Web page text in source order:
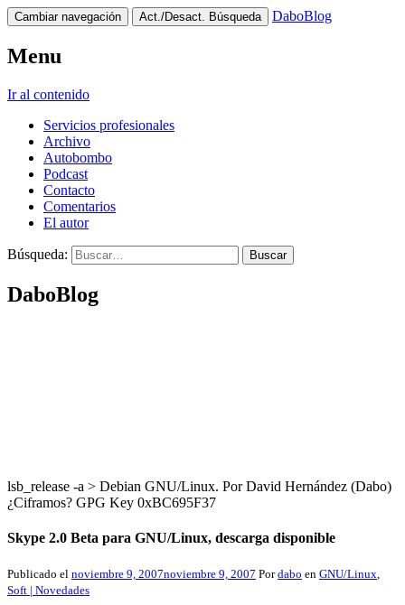
Cambiar navegación Act./Desact. Búsqueda DaboBlog
Menu
Ir al contenido
Servicios profesionales
Archivo
Autobombo
Podcast
Contacto
Comentarios
El autor
Búsqueda:
DaboBlog
lsb_release -a > Debian GNU/Linux. Por David Hernández (Dabo)
¿Ciframos? GPG Key 0xBC695F37
Skype 2.0 Beta para GNU/Linux, descarga disponible
Publicado el noviembre 9, 2007noviembre 9, 2007 Pordabo en GNU/Linux,
Soft | Novedades